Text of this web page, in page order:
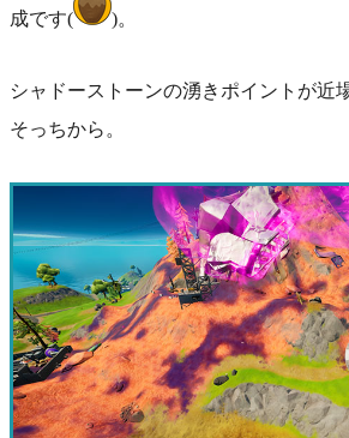
成です( )。
シャドーストーンの湧きポイントが近
そっちから。